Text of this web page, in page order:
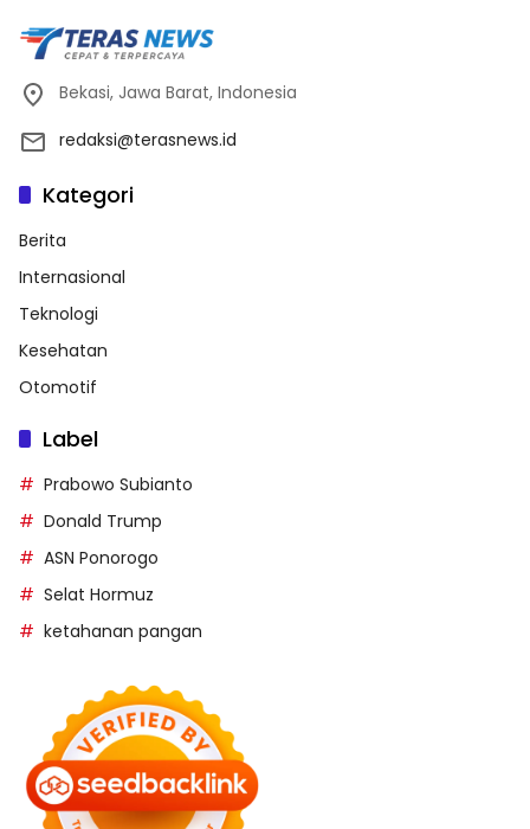
Bekasi, Jawa Barat, Indonesia
redaksi@terasnews.id
Kategori
Berita
Internasional
Teknologi
Kesehatan
Otomotif
Label
Prabowo Subianto
Donald Trump
ASN Ponorogo
Selat Hormuz
ketahanan pangan